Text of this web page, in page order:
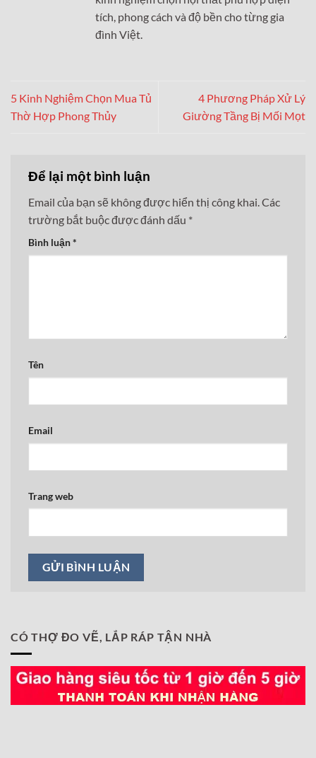
tích, phong cách và độ bền cho từng gia
đình Việt.
5 Kinh Nghiệm Chọn Mua Tủ
Thờ Hợp Phong Thủy
4 Phương Pháp Xử Lý
Giường Tầng Bị Mối Mọt
Để lại một bình luận
Email của bạn sẽ không được hiển thị công khai.Các
trường bắt buộc được đánh dấu *
Bình luận*
Tên
Email
Trang web
CÓ THỢ ĐO VẼ, LẮP RÁP TẬN NHÀ